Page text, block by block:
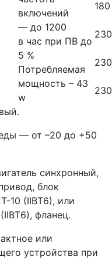
включений
— до 1200
в час при ПВ до
5 %
Потребляемая
мощность – 43
w
180
230
230
230
— от –20 до +50
синхронный,
блок
10 (IIВТ6), или
фланец.
или
устройства при